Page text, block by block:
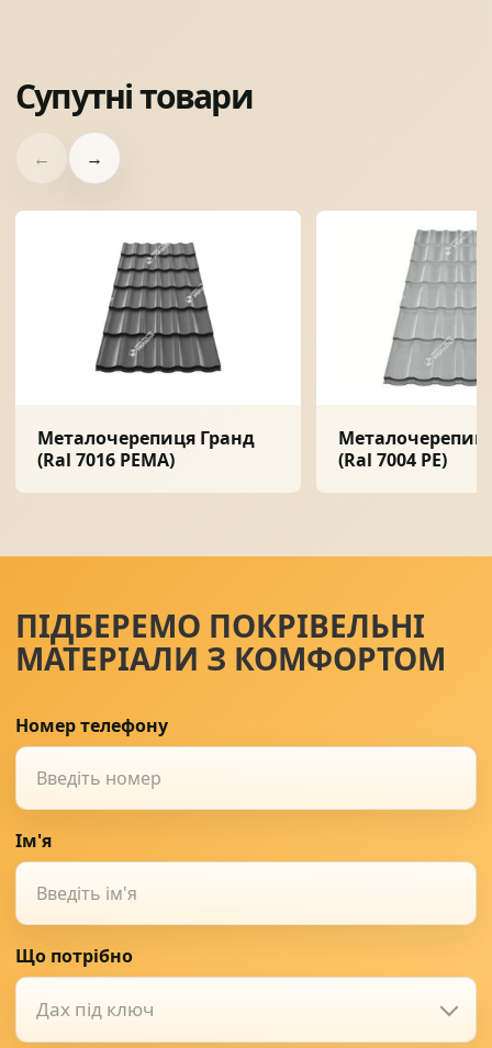
Супутні товари
← →
Металочерепиця Гранд
(Ral 7016 PEMA)
(Ral 7004 PE)
ПІДБЕРЕМО ПОКРІВЕЛЬНІ
МАТЕРІАЛИ З КОМФОРТОМ
Номер телефону
Ім'я
Що потрібно
Дах під ключ